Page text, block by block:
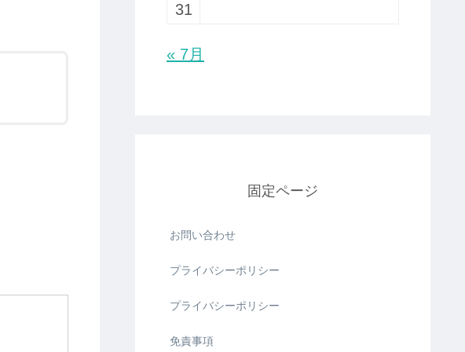
31
« 7月
固定ページ
お問い合わせ
プライバシーポリシー
プライバシーポリシー
免責事項